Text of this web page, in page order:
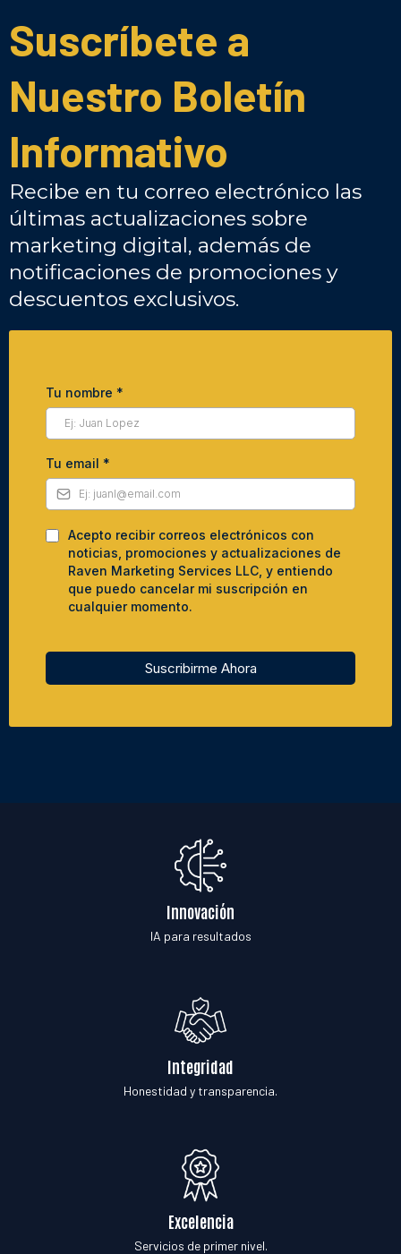
Suscríbete a
Nuestro Boletín
Informativo
Recibe en tu correo electrónico las
últimas actualizaciones sobre
marketing digital, además de
notificaciones de promociones y
descuentos exclusivos.
Tu nombre *
Tu email *
Acepto recibir correos electrónicos con
noticias, promociones y actualizaciones de
Raven Marketing Services LLC, y entiendo
que puedo cancelar mi suscripción en
cualquier momento.
Suscribirme Ahora
Innovación
IA para resultados
Integridad
Honestidad y transparencia.
Excelencia
Servicios de primer nivel.